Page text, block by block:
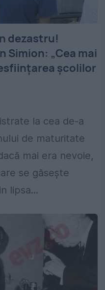
dezastru!
Simion: „Cea mai
școlilor
la cea de-a
de maturitate
mai era nevoie,
se găsește
lipsa...